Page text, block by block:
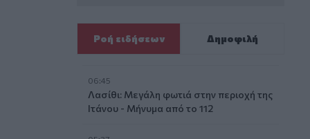
Ροή ειδήσεων Δημοφιλή
06:45
Λασίθι: Μεγάλη φωτιά στην περιοχή της
Ιτάνου - Μήνυμα από το 112